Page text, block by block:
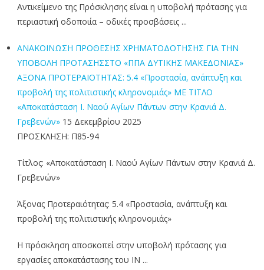
Αντικείμενο της Πρόσκλησης είναι η υποβολή πρότασης για
περιαστική οδοποιία – οδικές προσβάσεις ...
ΑΝΑΚΟΙΝΩΣΗ ΠΡΟΘΕΣΗΣ ΧΡΗΜΑΤΟΔΟΤΗΣΗΣ ΓΙΑ ΤΗΝ
ΥΠΟΒΟΛΗ ΠΡΟΤΑΣΗΣΣΤΟ «ΠΠΑ ΔΥΤΙΚΗΣ ΜΑΚΕΔΟΝΙΑΣ»
ΑΞΟΝΑ ΠΡΟΤΕΡΑΙΟΤΗΤΑΣ: 5.4 «Προστασία, ανάπτυξη και
προβολή της πολιτιστικής κληρονομιάς» ΜΕ ΤΙΤΛΟ
«Αποκατάσταση Ι. Ναού Αγίων Πάντων στην Κρανιά Δ.
Γρεβενών»15 Δεκεμβρίου 2025
ΠΡΟΣΚΛΗΣΗ: Π85-94
Τίτλος: «Αποκατάσταση Ι. Ναού Αγίων Πάντων στην Κρανιά Δ.
Γρεβενών»
Άξονας Προτεραιότητας: 5.4 «Προστασία, ανάπτυξη και
προβολή της πολιτιστικής κληρονομιάς»
Η πρόσκληση αποσκοπεί στην υποβολή πρότασης για
εργασίες αποκατάστασης του ΙΝ ...